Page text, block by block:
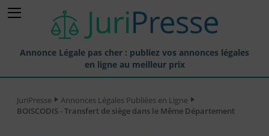
Annonce Légale pas cher : publiez vos annonces légales
en ligne au meilleur prix
Annonces Légales Publiées
JuriPresse
Annonces Légales Publiées en Ligne
BOISCODIS - Transfert de siège dans le Même Département